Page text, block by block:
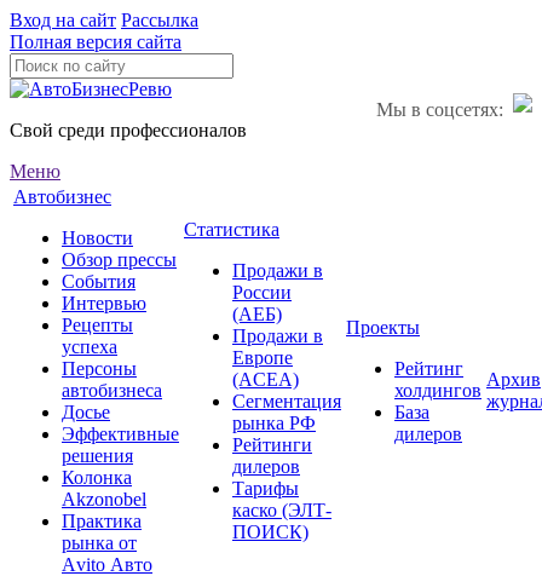
Вход на сайт Рассылка
Полная версия сайта
Мы в соцсетях:
Свой среди профессионалов
Меню
Автобизнес
Новости
Обзор прессы
События
Интервью
Рецепты
успеха
Персоны
автобизнеса
Досье
Эффективные
решения
Колонка
Akzonobel
Практика
рынка от
Аvito Авто
Статистика
Продажи в
России
(АЕБ)
Продажи в
Европе
(ACEA)
Сегментация
рынка РФ
Рейтинги
дилеров
Тарифы
каско (ЭЛТ-
ПОИСК)
Проекты
Рейтинг
холдингов
База
дилеров
Архив